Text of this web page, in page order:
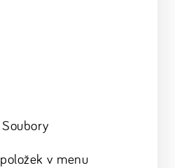
v menu